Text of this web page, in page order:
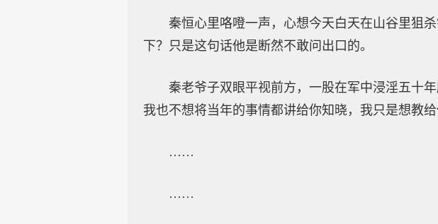
秦恒心里咯噔一声，心想今天白天在山谷里狙
下？只是这句话他是断然不敢问出口的。
秦老爷子双眼平视前方，一股在军中浸淫五十
我也不想将当年的事情都讲给你知晓，我只是想教
……
……